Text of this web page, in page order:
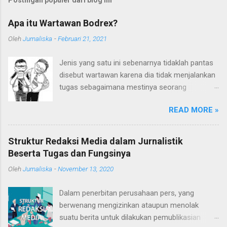
Apa itu Wartawan Bodrex?
OlehJurnaliska -Februari 21, 2021
Jenis yang satu ini sebenarnya tidaklah pantas
disebut wartawan karena dia tidak menjalankan
tugas sebagaimana mestinya seorang
terlanjur digunakan karena mereka sering kali
mengaku sebagai wartawan. Ditambah lagi
kedekatan pergaulan mereka dengan kalangan
wartawan memperkuat sebutan wartawan pada
mereka. Siapakah Sebenarnya Mereka? Mereka
sebenarnya adalah para WTS (Wartawan Tanpa
Bodrex". Biasanya para WTS atau wartawan
bodrex sering mengikuti acara-acara yang juga
dihadiri oleh para wartawan, seperti konfrensi
READ MORE »
Struktur Redaksi Media dalam Jurnalistik
Beserta Tugas dan Fungsinya
OlehJurnaliska -November 13, 2020
Dalam penerbitan perusahaan pers, yang
berwenang mengizinkan ataupun menolak
suatu berita untuk dilakukan pemublikasian